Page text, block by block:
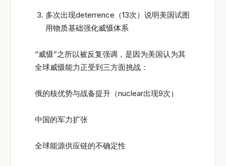
多次出现deterrence（13次）说明美国试图
用物质基础强化威慑体系
“威慑”之所以被反复强调，是因为美国认为其
全球威慑能力正受到三方面挑战：
俄的核优势与战备提升（nuclear出现9次）
中国的军力扩张
全球能源供应链的不确定性